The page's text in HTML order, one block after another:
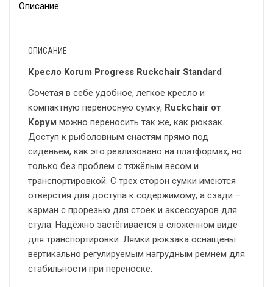
Описание
ОПИСАНИЕ
Кресло Korum Progress Ruckchair Standard
Сочетая в себе удобное, легкое кресло и
компактную переносную сумку, Ruckchair от
Корум можно переносить так же, как рюкзак.
Доступ к рыболовным снастям прямо под
сиденьем, как это реализовано на платформах, но
только без проблем с тяжёлым весом и
транспортировкой. С трех сторон сумки имеются
отверстия для доступа к содержимому, а сзади –
карман с прорезью для стоек и аксессуаров для
стула. Надёжно застёгивается в сложенном виде
для транспортировки. Лямки рюкзака оснащены
вертикально регулируемым нагрудным ремнем для
стабильности при переноске.